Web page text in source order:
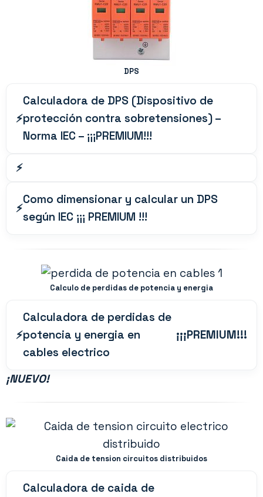
DPS
Calculadora de DPS (Dispositivo de
protección contra sobretensiones) –
Norma IEC – ¡¡¡PREMIUM!!!
Como dimensionar y calcular un DPS
según IEC ¡¡¡ PREMIUM !!!
Calculo de perdidas de potencia y energia
Calculadora de perdidas de
potencia y energia en
cables electrico
¡¡¡PREMIUM!!!
¡NUEVO!
Caida de tension circuitos distribuidos
Calculadora de caida de